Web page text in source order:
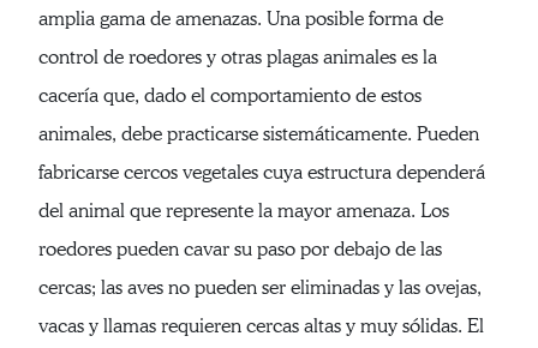
amplia gama de amenazas. Una posible forma de
control de roedores y otras plagas animales es la
cacería que, dado el comportamiento de estos
animales, debe practicarse sistemáticamente. Pueden
fabricarse cercos vegetales cuya estructura dependerá
del animal que represente la mayor amenaza. Los
roedores pueden cavar su paso por debajo de las
cercas; las aves no pueden ser eliminadas y las ovejas,
vacas y llamas requieren cercas altas y muy sólidas. El